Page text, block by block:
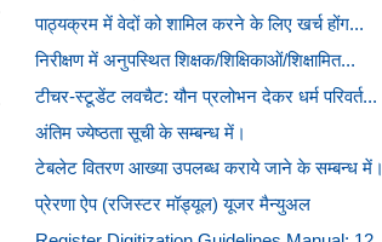
पाठ्यक्रम में वेदों को शामिल करने के लिए खर्च होंग...
निरीक्षण में अनुपस्थित शिक्षक/शिक्षिकाओं/शिक्षामित...
टीचर-स्टूडेंट लवचैट: यौन प्रलोभन देकर धर्म परिवर्त...
अंतिम ज्येष्ठता सूची के सम्बन्ध में।
टेबलेट वितरण आख्या उपलब्ध कराये जाने के सम्बन्ध में।
प्रेरणा ऐप (रजिस्टर मॉड्यूल) यूजर मैन्युअल